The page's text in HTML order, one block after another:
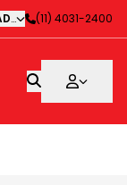
1-Avenida
(11) 4031-2400